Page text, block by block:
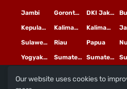
DKI Jakarta
Gorontalo
Jambi
Kalimantan Tengah
Kalimantan Timur
Kepulauan Riau
Papua
Riau
Sulawesi Selatan
Sumatera Selatan
Sumatera Utara
Yogyakarta
Copyright© 2020 PTL
Our website uses cookies to